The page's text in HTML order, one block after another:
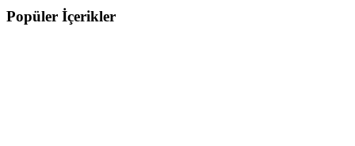
Popüler İçerikler